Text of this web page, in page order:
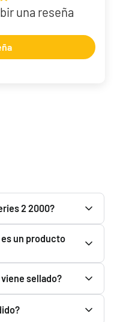
una reseña
2 2000?
encontrarlo en el
es un producto
nuevos y
proveedores y
sellado?
el fabricante lo